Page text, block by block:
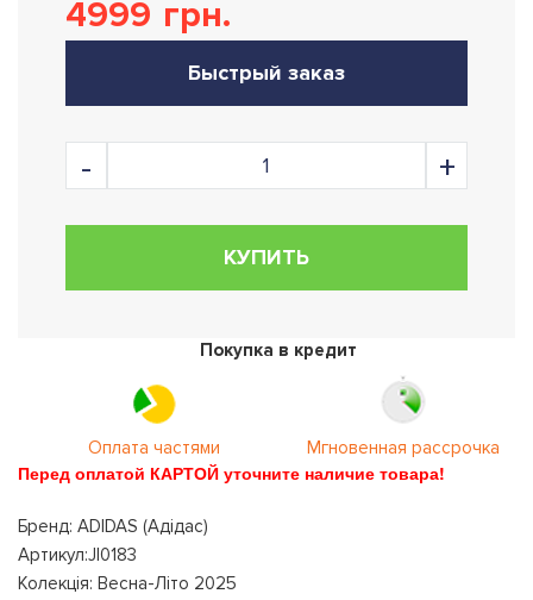
4999 грн.
Быстрый заказ
КУПИТЬ
Покупка в кредит
Оплата частями Мгновенная рассрочка
Перед оплатой КАРТОЙ уточните наличие товара!
Бренд: ADIDAS (Адідас)
Артикул:JI0183
Колекція: Весна-Літо 2025